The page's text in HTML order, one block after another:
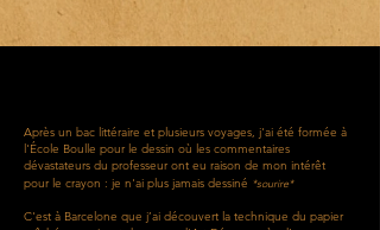
Après un bac littéraire et plusieurs voyages, j'ai été formée à
l'École Boulle pour le dessin où les commentaires
dévastateurs du professeur ont eu raison de mon intérêt
pour le crayon : je n'ai plus jamais dessiné *sourire*
C'est à Barcelone que j’ai découvert la technique du papier